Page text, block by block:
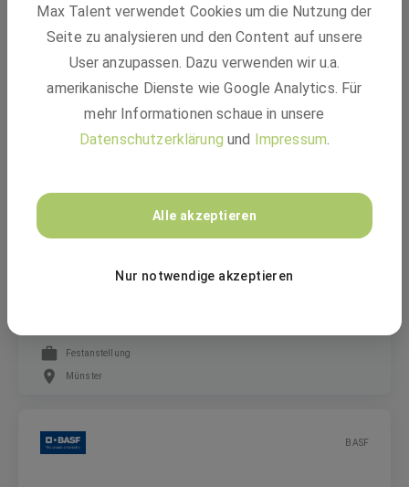
Jahrespraktikum "Brücke zum Beruf" (m/w/d)
Freiwilliges Praktikum
48165 Münster, Hiltrup
Senior Specialist Global Functional Process
Owner O2C - Finance (m/f/d)
Festanstellung
Münster
BASF
Max Talent verwendet Cookies um die Nutzung der
Seite zu analysieren und den Content auf unsere
User anzupassen. Dazu verwenden wir u.a.
amerikanische Dienste wie Google Analytics. Für
mehr Informationen schaue in unsere
Datenschutzerklärung und Impressum.
Alle akzeptieren
Nur notwendige akzeptieren